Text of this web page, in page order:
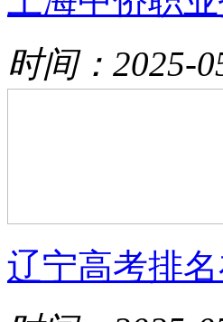
时间：2025-
辽宁高考排